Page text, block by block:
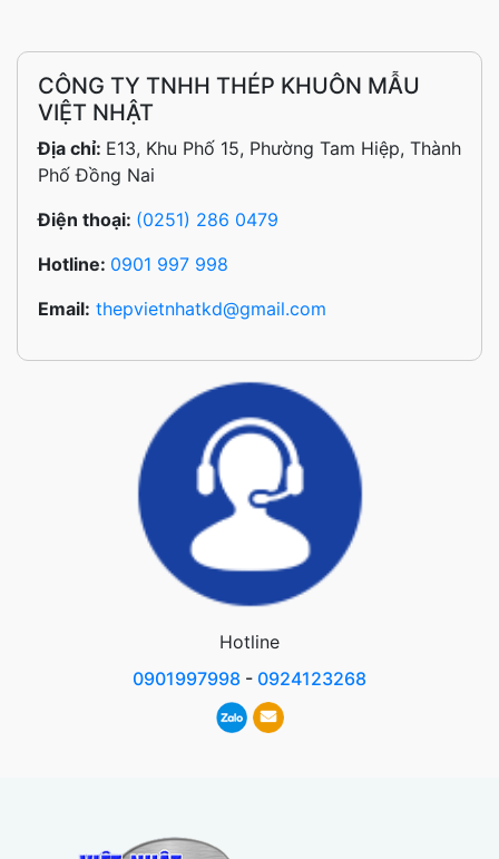
CÔNG TY TNHH THÉP KHUÔN MẪU
VIỆT NHẬT
Địa chỉ: E13, Khu Phố 15, Phường Tam Hiệp, Thành
Phố Đồng Nai
Điện thoại: (0251) 286 0479
Hotline: 0901 997 998
Email: thepvietnhatkd@gmail.com
Hotline
0901997998 - 0924123268